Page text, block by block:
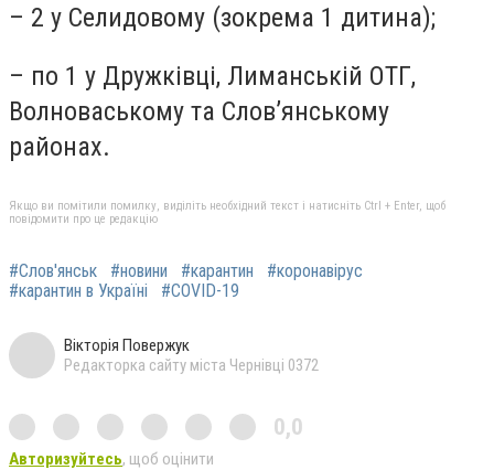
– 2 у Селидовому (зокрема 1 дитина);
– по 1 у Дружківці, Лиманській ОТГ,
Волноваському та Слов’янському
районах.
Якщо ви помітили помилку, виділіть необхідний текст і натисніть Ctrl + Enter, щоб
повідомити про це редакцію
#Слов'янськ #новини #карантин
#коронавірус
#карантин в Україні
#COVID-19
Вікторія Повержук
Редакторка сайту міста Чернівці 0372
0,0
Авторизуйтесь, щоб оцінити